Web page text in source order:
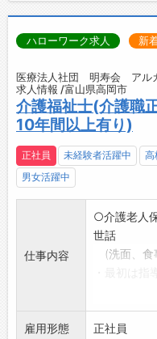
ハローワーク求人 新
医療法人社団 明寿会 アル
求人情報 /富山県高岡市
介護福祉士(介護職
10年間以上有り)
正社員 未経験者活躍中
高
男女活躍中
仕事内容
○介護老人
世話
(洗面、食
・高齢者に
職員みんな
雇用形態 正社員